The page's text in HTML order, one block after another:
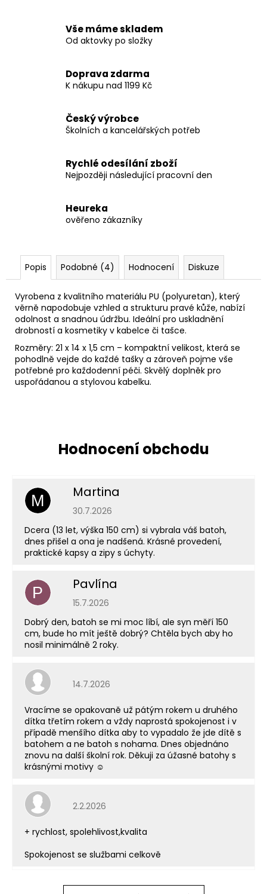
Vše máme skladem
Od aktovky po složky
Doprava zdarma
K nákupu nad 1199 Kč
Český výrobce
Školních a kancelářských potřeb
Rychlé odesílání zboží
Nejpozději následující pracovní den
Heureka
ověřeno zákazníky
Popis Podobné (4) Hodnocení Diskuze
Vyrobena z kvalitního materiálu PU (polyuretan), který
věrně napodobuje vzhled a strukturu pravé kůže, nabízí
odolnost a snadnou údržbu. Ideální pro uskladnění
drobností a kosmetiky v kabelce či tašce.
Rozměry: 21 x 14 x 1,5 cm – kompaktní velikost, která se
pohodlně vejde do každé tašky a zároveň pojme vše
potřebné pro každodenní péči. Skvělý doplněk pro
uspořádanou a stylovou kabelku.
M Martina
Hodnocení obchodu je 5 z 5 hvězdiček.
30.7.2026
Dcera (13 let, výška 150 cm) si vybrala váš batoh,
dnes přišel a ona je nadšená. Krásné provedení,
praktické kapsy a zipy s úchyty.
P Pavlína
Hodnocení obchodu je 5 z 5 hvězdiček.
15.7.2026
Dobrý den, batoh se mi moc líbí, ale syn měří 150
cm, bude ho mít ještě dobrý? Chtěla bych aby ho
nosil minimálně 2 roky.
Hodnocení obchodu je 5 z 5 hvězdiček.
14.7.2026
Vracíme se opakovaně už pátým rokem u druhého
dítka třetím rokem a vždy naprostá spokojenost i v
případě menšího dítka aby to vypadalo že jde dítě s
batohem a ne batoh s nohama. Dnes objednáno
znovu na další školní rok. Děkuji za úžasné batohy s
krásnými motivy ☺️
Hodnocení obchodu je 5 z 5 hvězdiček.
2.2.2026
+ rychlost, spolehlivost,kvalita
Spokojenost se službami celkově